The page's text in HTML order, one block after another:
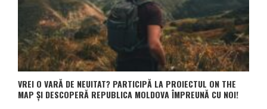
VREI O VARĂ DE NEUITAT? PARTICIPĂ LA PROIECTUL ON THE
MAP ȘI DESCOPERĂ REPUBLICA MOLDOVA ÎMPREUNĂ CU NOI!